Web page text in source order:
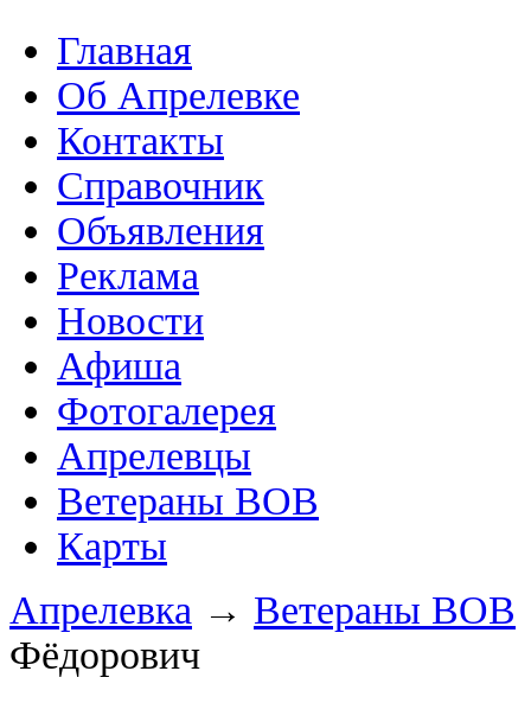
Главная
Об Апрелевке
Контакты
Справочник
Объявления
Реклама
Новости
Афиша
Фотогалерея
Апрелевцы
Ветераны ВОВ
Карты
Апрелевка → Ветераны ВОВ
Фёдорович